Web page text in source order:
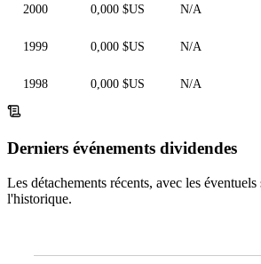
2000 0,000 $US N/A
1999 0,000 $US N/A
1998 0,000 $US N/A
Derniers événements dividendes
Les détachements récents, avec les éventuels
l'historique.